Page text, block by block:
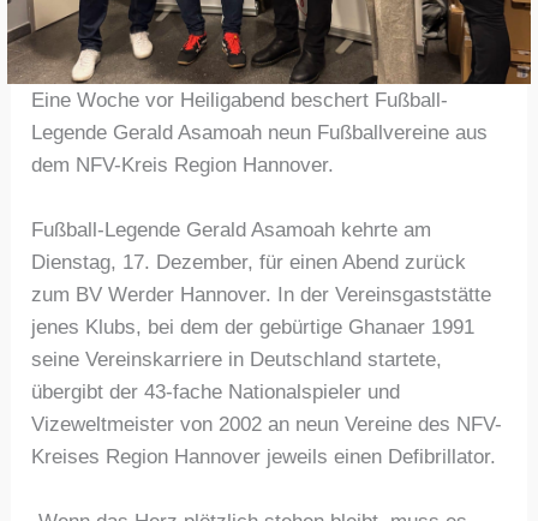
Eine Woche vor Heiligabend beschert Fußball-
Legende Gerald Asamoah neun Fußballvereine aus
dem NFV-Kreis Region Hannover.
Fußball-Legende Gerald Asamoah kehrte am
Dienstag, 17. Dezember, für einen Abend zurück
zum BV Werder Hannover. In der Vereinsgaststätte
jenes Klubs, bei dem der gebürtige Ghanaer 1991
seine Vereinskarriere in Deutschland startete,
übergibt der 43-fache Nationalspieler und
Vizeweltmeister von 2002 an neun Vereine des NFV-
Kreises Region Hannover jeweils einen Defibrillator.